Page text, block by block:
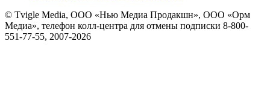
© Tvigle Media, ООО «Нью Медиа Продакшн», ООО «Орм
Медиа», телефон колл-центра для отмены подписки 8-800-
551-77-55, 2007-2026